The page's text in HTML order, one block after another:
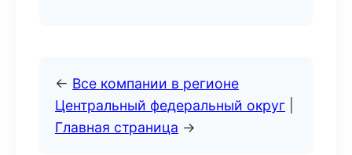
← Все компании в регионе
Центральный федеральный округ
Главная страница →